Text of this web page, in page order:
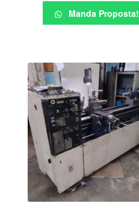
Manda Proposta!